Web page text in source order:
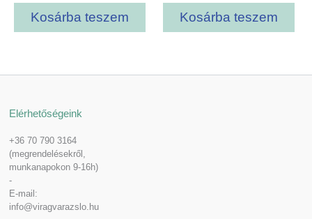
Kosárba teszem Kosárba teszem
Elérhetőségeink
+36 70 790 3164
(megrendelésekről,
munkanapokon 9-16h)
-
E-mail:
info@viragvarazslo.hu